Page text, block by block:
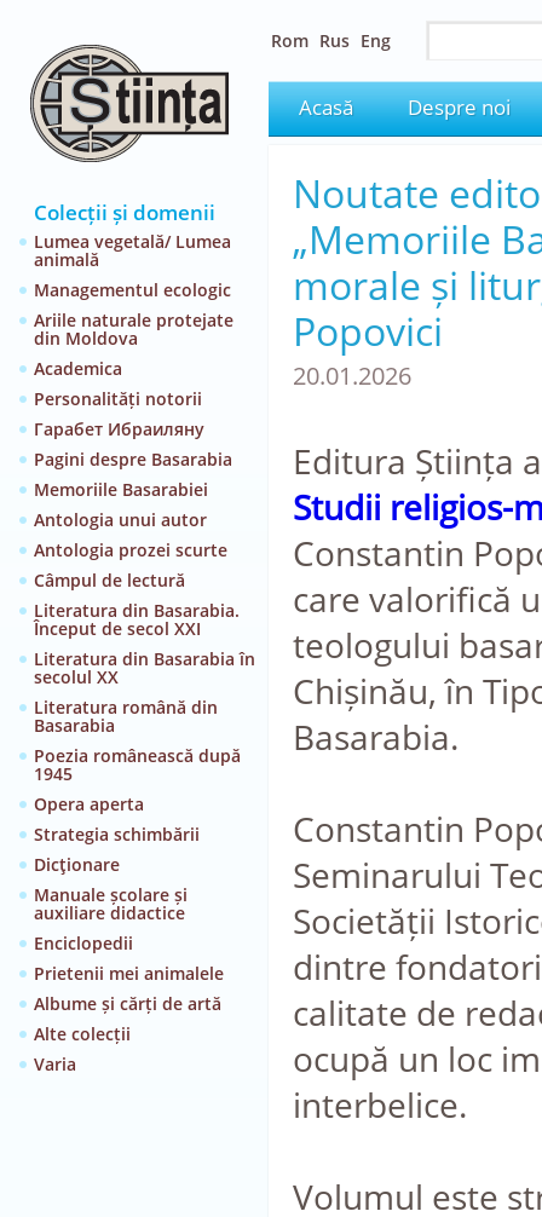
Colecții și domenii
Lumea vegetală/ Lumea
animală
Managementul ecologic
Ariile naturale protejate
din Moldova
Academica
Personalități notorii
Гарабет Ибраиляну
Pagini despre Basarabia
Memoriile Basarabiei
Antologia unui autor
Antologia prozei scurte
Câmpul de lectură
Literatura din Basarabia.
Început de secol XXI
Literatura din Basarabia în
secolul XX
Literatura română din
Basarabia
Poezia românească după
1945
Opera aperta
Strategia schimbării
Dicţionare
Manuale școlare și
auxiliare didactice
Enciclopedii
Prietenii mei animalele
Albume și cărți de artă
Alte colecții
Varia
Rom Rus Eng
Acasă Despre noi
Noutate
„Memoriile
morale și
Popovici
20.01.2026
Editura Știința
Studii religios-
Constantin
care valorifică
teologului
Chișinău, în
Basarabia.
Constantin
Seminarului
Societății
dintre
calitate de
ocupă un loc
interbelice.
Volumul este